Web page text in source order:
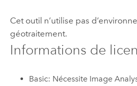
Cet outil n’utilise pas
géotraitement.
Informations de
Basic: Nécessite Image